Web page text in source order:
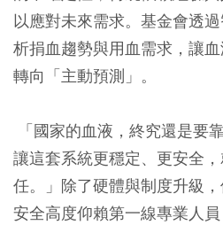
以應對未來需求。基金會透
析捐血趨勢與用血需求，讓血
轉向「主動預測」。
「國家的血液，終究還是要
讓這套系統更穩定、更安全
任。」除了硬體與制度升級
安全高度仰賴第一線專業人